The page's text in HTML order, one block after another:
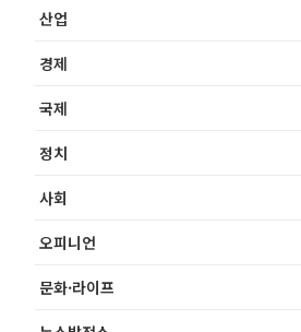
산업
경제
국제
정치
사회
오피니언
문화·라이프